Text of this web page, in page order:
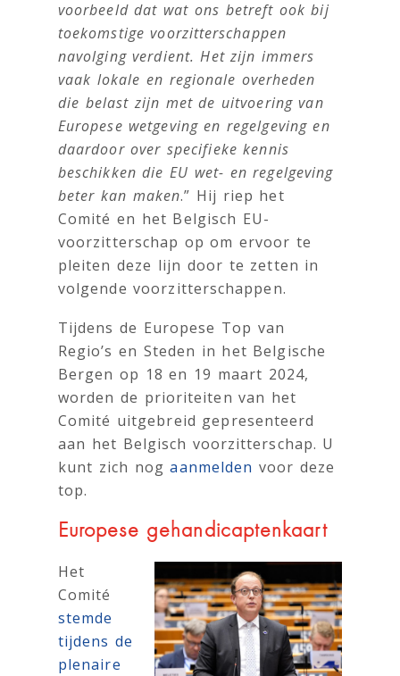
voorbeeld dat wat ons betreft ook bij
toekomstige voorzitterschappen
navolging verdient. Het zijn immers
vaak lokale en regionale overheden
die belast zijn met de uitvoering van
Europese wetgeving en regelgeving en
daardoor over specifieke kennis
beschikken die EU wet- en regelgeving
beter kan maken.” Hij riep het
Comité en het Belgisch EU-
voorzitterschap op om ervoor te
pleiten deze lijn door te zetten in
volgende voorzitterschappen.
Tijdens de Europese Top van
Regio’s en Steden in het Belgische
Bergen op 18 en 19 maart 2024,
worden de prioriteiten van het
Comité uitgebreid gepresenteerd
aan het Belgisch voorzitterschap. U
kunt zich nogaanmelden voor deze
top.
Europese gehandicaptenkaart
Het
Comité
stemde
tijdens de
plenaire